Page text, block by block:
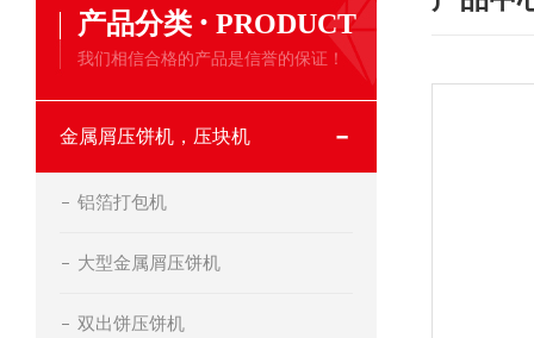
产品分类 · PRODUCT
我们相信合格的产品是信誉的保证！
金属屑压饼机，压块机
铝箔打包机
大型金属屑压饼机
双出饼压饼机